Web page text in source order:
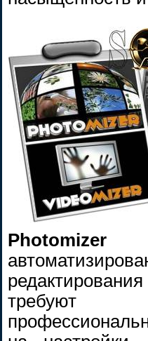
Photomizer
требуют